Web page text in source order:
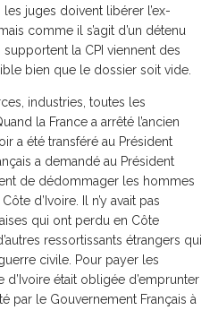
juges doivent libérer l’ex-
comme il s’agit d’un détenu
la CPI viennent des
bien que le dossier soit vide.
industries, toutes les
la France a arrêté l’ancien
a été transféré au Président
a demandé au Président
de dédommager les hommes
d’Ivoire. Il n’y avait pas
qui ont perdu en Côte
ressortissants étrangers qui
civile. Pour payer les
d’Ivoire était obligée d’emprunter
par le Gouvernement Français à